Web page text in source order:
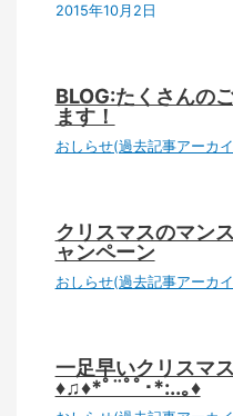
2015年10月2日
BLOG:たくさんの
ます！
おしらせ(過去記事アーカ
クリスマスのマン
ャンペーン
おしらせ(過去記事アーカ
一足早いクリスマ
♦♫♦*ﾟ¨ﾟﾟ･*:..｡♦